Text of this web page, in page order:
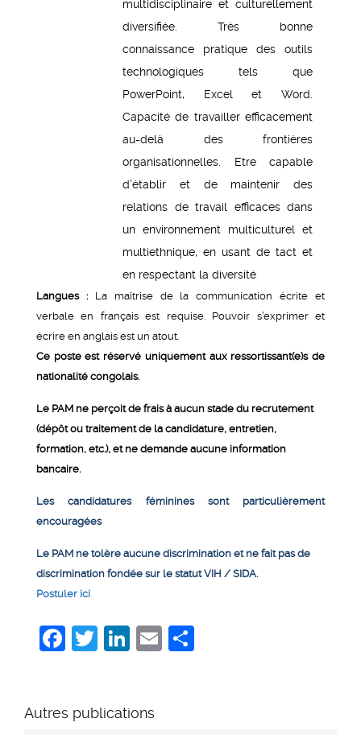
multidisciplinaire et culturellement
diversifiée. Très bonne
connaissance pratique des outils
technologiques tels que
PowerPoint, Excel et Word.
Capacité de travailler efficacement
au-delà des frontières
organisationnelles. Etre capable
d’établir et de maintenir des
relations de travail efficaces dans
un environnement multiculturel et
multiethnique, en usant de tact et
en respectant la diversité
Langues : La maîtrise de la communication écrite et
verbale en français est requise. Pouvoir s’exprimer et
écrire en anglais est un atout.
Ce poste est réservé uniquement aux ressortissant(e)s de
nationalité congolais.
Le PAM ne perçoit de frais à aucun stade du recrutement
(dépôt ou traitement de la candidature, entretien,
formation, etc.), et ne demande aucune information
bancaire.
Les candidatures féminines sont particulièrement
encouragées
Le PAM ne tolère aucune discrimination et ne fait pas de
discrimination fondée sur le statut VIH / SIDA.
Postuler ici
Facebook
Twitter
LinkedIn
Email
Autres publications